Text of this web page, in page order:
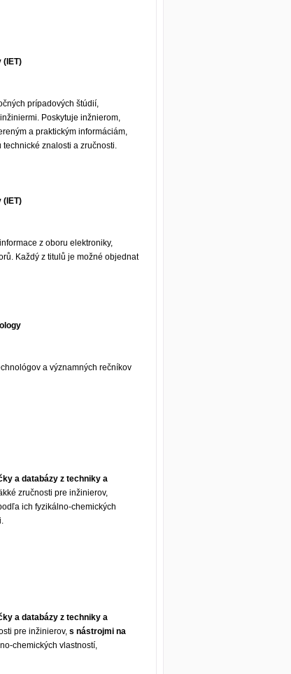
(IET)
prípadových štúdií,
Poskytuje inžnierom,
a praktickým informáciám,
znalosti a zručnosti.
(IET)
z oboru elektroniky,
Každý z titulů je možné objednat
a významných rečníkov
a databázy z techniky a
zručnosti pre inžinierov,
ich fyzikálno-chemických
a databázy z techniky a
pre inžinierov, s nástrojmi na
chemických vlastností,